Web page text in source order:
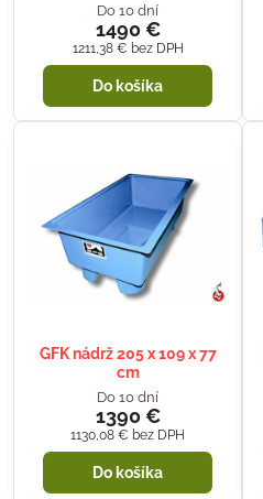
Do 10 dní
1490 €
1211,38 € bez DPH
Do košíka
GFK nádrž 205 x 109 x 77
cm
Do 10 dní
1390 €
1130,08 € bez DPH
Do košíka